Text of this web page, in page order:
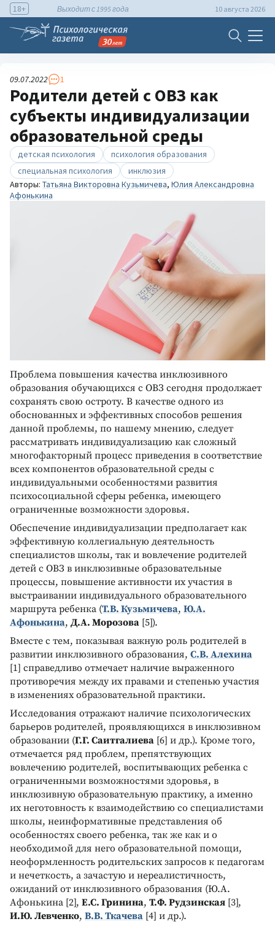
18+ Выходит с 1995 года 10 августа 2026
09.07.2022 1
Родители детей с ОВЗ как
субъекты индивидуализации
образовательной среды
детская психология
психология образования
специальная психология
инклюзия
Авторы: Татьяна Викторовна Кузьмичева, Юлия Александровна
Афонькина
Проблема повышения качества инклюзивного
образования обучающихся с ОВЗ сегодня продолжает
сохранять свою остроту. В качестве одного из
обоснованных и эффективных способов решения
данной проблемы, по нашему мнению, следует
рассматривать индивидуализацию как сложный
многофакторный процесс приведения в соответствие
всех компонентов образовательной среды с
индивидуальными особенностями развития
психосоциальной сферы ребенка, имеющего
ограниченные возможности здоровья.
Обеспечение индивидуализации предполагает как
эффективную коллегиальную деятельность
специалистов школы, так и вовлечение родителей
детей с ОВЗ в инклюзивные образовательные
процессы, повышение активности их участия в
выстраивании индивидуального образовательного
маршрута ребенка (Т.В. Кузьмичева, Ю.А.
Афонькина, Д.А. Морозова [5]).
Вместе с тем, показывая важную роль родителей в
развитии инклюзивного образования, С.В. Алехина
[1] справедливо отмечает наличие выраженного
противоречия между их правами и степенью участия
в изменениях образовательной практики.
Исследования отражают наличие психологических
барьеров родителей, проявляющихся в инклюзивном
образовании (Г.Г. Саитгалиева [6] и др.). Кроме того,
отмечается ряд проблем, препятствующих
вовлечению родителей, воспитывающих ребенка с
ограниченными возможностями здоровья, в
инклюзивную образовательную практику, а именно
их неготовность к взаимодействию со специалистами
школы, неинформативные представления об
особенностях своего ребенка, так же как и о
необходимой для него образовательной помощи,
неоформленность родительских запросов к педагогам
и нечеткость, а зачастую и нереалистичность,
ожиданий от инклюзивного образования (Ю.А.
Афонькина [2], Е.С. Гринина, Т.Ф. Рудзинская [3],
И.Ю. Левченко, В.В. Ткачева [4] и др.).